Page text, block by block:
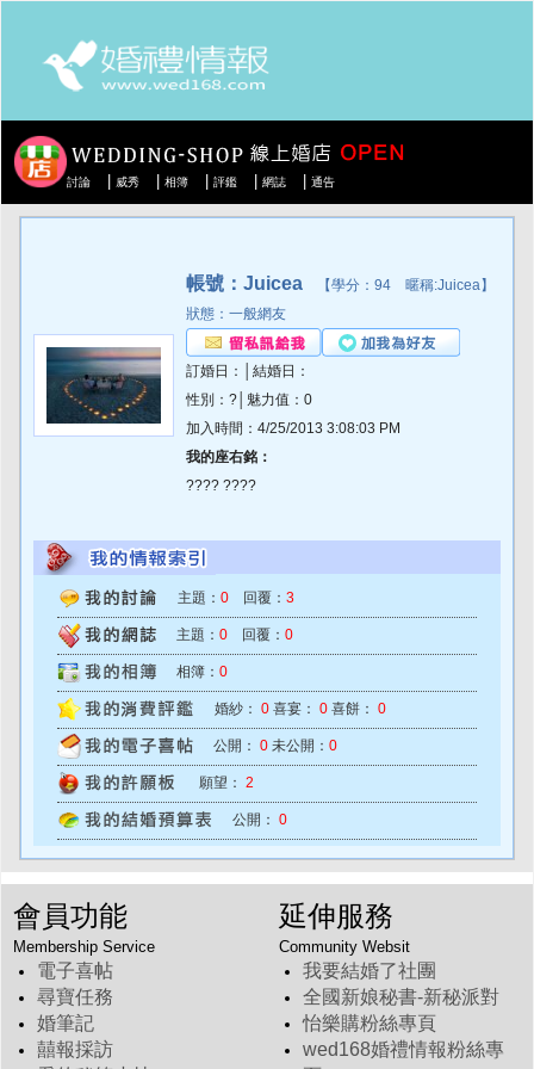
討論 威秀 相簿 評鑑 網誌 通告
帳號：Juicea 【學分：94 暱稱:Juicea】
狀態：一般網友
訂婚日：│結婚日：
性別：?│魅力值：0
加入時間：4/25/2013 3:08:03 PM
我的座右銘：
???? ????
主題： 0 回覆： 3
主題： 0 回覆： 0
相簿： 0
婚紗： 0 喜宴： 0 喜餅： 0
公開： 0 未公開： 0
願望： 2
公開： 0
會員功能
Membership Service
電子喜帖
尋寶任務
婚筆記
囍報採訪
延伸服務
Community Websit
我要結婚了社團
全國新娘秘書-新秘派對
怡樂購粉絲專頁
wed168婚禮情報粉絲專